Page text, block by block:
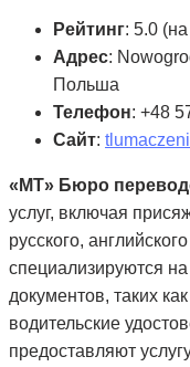
Рейтинг: 5.0
Адрес:
Польша
Телефон: +48
Сайт:
«МТ» Бюро
услуг, включая
русского,
специализируются
документов, таких
водительские
предоставляют